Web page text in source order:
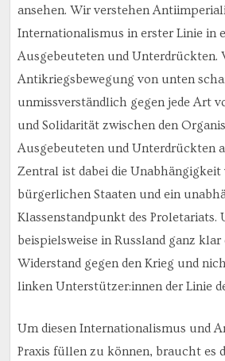
ansehen. Wir verstehen
Internationalismus in erster Linie in
Ausgebeuteten und Unterdrückten.
Antikriegsbewegung von unten
unmissverständlich gegen jede Art
und Solidarität zwischen den
Ausgebeuteten und Unterdrückten
Zentral ist dabei die
bürgerlichen Staaten und ein
Klassenstandpunkt des Proletariats.
beispielsweise in Russland ganz
Widerstand gegen den Krieg und
linken Unterstützer:innen der Linie
Um diesen Internationalismus und
Praxis füllen zu können, braucht es